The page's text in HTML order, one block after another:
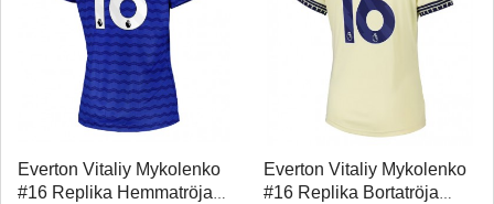
Everton Vitaliy Mykolenko
#16 Replika Hemmatröja
Everton Vitaliy Mykolenko
#16 Replika Bortatröja